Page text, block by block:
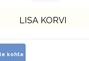
LISA KORVI